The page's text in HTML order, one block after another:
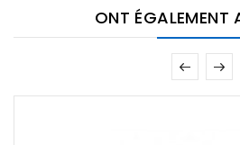
ONT ÉGALEMENT